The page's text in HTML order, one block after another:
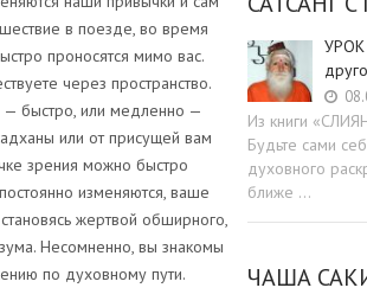
в поезде, во время
проносятся мимо вас.
через пространство.
— быстро, или медленно —
или от присущей вам
зрения можно быстро
изменяются, ваше
жертвой обширного,
Несомненно, вы знакомы
по духовному пути.
УРОК
Из книги
Будьте cами
духовного
ближе …
ЧАША